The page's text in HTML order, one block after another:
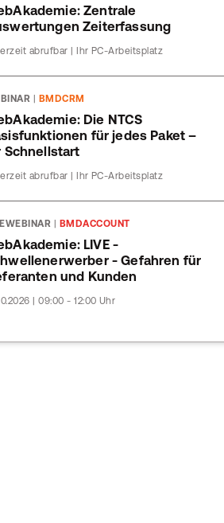
Zentrale
Zeiterfassung
abrufbar | Ihr PC-Arbeitsplatz
BMDCRM
Die NTCS
für jedes Paket –
Schnellstart
abrufbar | Ihr PC-Arbeitsplatz
BMDACCOUNT
LIVE -
- Gefahren für
und Kunden
| 09:00 - 12:00 Uhr